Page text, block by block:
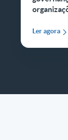
Ler agora